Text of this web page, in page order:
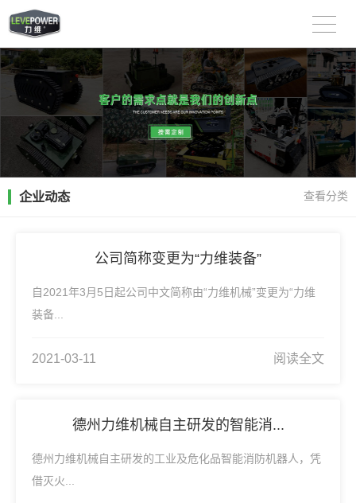
企业动态 查看分类
公司简称变更为“力维装备”
自2021年3月5日起公司中文简称由“力维机械”变更为“力维
装备...
2021-03-11 阅读全文
德州力维机械自主研发的智能消...
德州力维机械自主研发的工业及危化品智能消防机器人，凭
借灭火...